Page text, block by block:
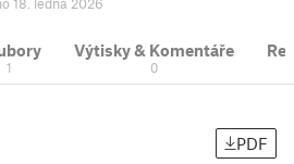
1
Výtisky & Komentáře
0
PDF